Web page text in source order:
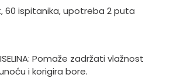
60 ispitanika, upotreba 2 puta
Pomaže zadržati vlažnost
i korigira bore.